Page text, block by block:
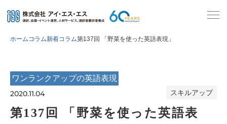
ホームコラム新着コラム第137回 「野菜を使った英語表現」
ワンランクアップの英語表現
2020.11.04 スキルアップ
第137回 「野菜を使った英語表